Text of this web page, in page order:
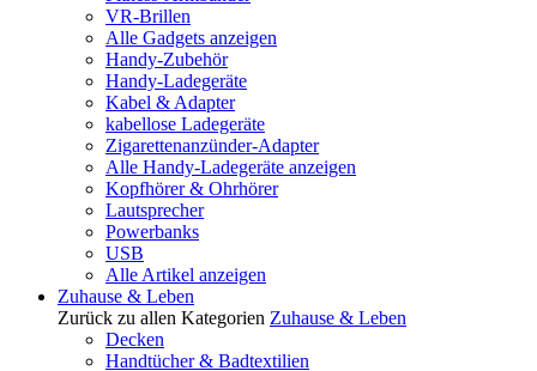
VR-Brillen
Alle Gadgets anzeigen
Handy-Zubehör
Handy-Ladegeräte
Kabel & Adapter
kabellose Ladegeräte
Zigarettenanzünder-Adapter
Alle Handy-Ladegeräte anzeigen
Kopfhörer & Ohrhörer
Lautsprecher
Powerbanks
USB
Alle Artikel anzeigen
Zuhause & Leben
Zurück zu allen Kategorien Zuhause & Leben
Decken
Handtücher & Badtextilien